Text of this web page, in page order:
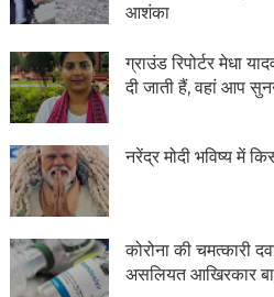
आशंका
ग्राउंड रिपोर्टर मेधा
दी जाती हैं, वहां आप
नरेंद्र मोदी भविष्य में
कोरोना की चमत्कारी
असलियत आखिरकार